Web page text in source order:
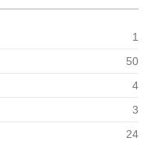
1
50
4
3
24